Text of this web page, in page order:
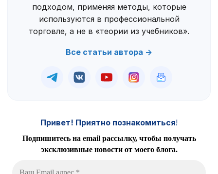
подходом, применяя методы, которые
используются в профессиональной
торговле, а не в «теории из учебников».
Все статьи автора →
Привет! Приятно познакомиться!
Подпишитесь на email рассылку, чтобы получать
эксклюзивные новости от моего блога.